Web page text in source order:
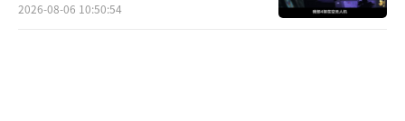
2026-08-06 10:50:54